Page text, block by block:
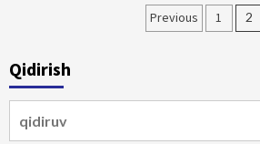
Maqolalar
Previous 1 2
Qidirish